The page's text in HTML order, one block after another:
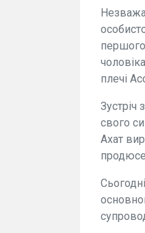
плечі
Зустріч
свого
Ахат